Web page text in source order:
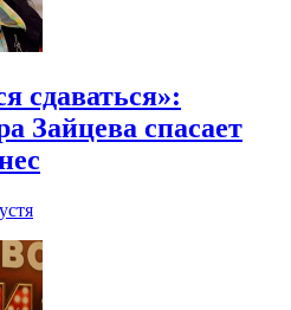
сдаваться»:
Зайцева спасает